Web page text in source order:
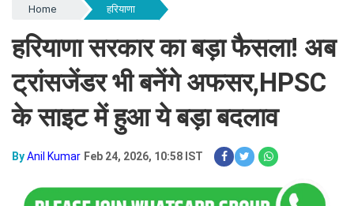
Home हरियाणा
हरियाणा सरकार का बड़ा फैसला! अब
ट्रांसजेंडर भी बनेंगे अफसर,HPSC
के साइट में हुआ ये बड़ा बदलाव
ByAnil Kumar Feb 24, 2026, 10:58 IST